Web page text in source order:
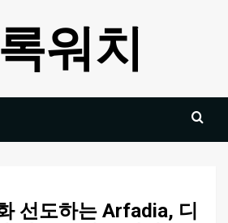
워치
선도하는 Arfadia, 디